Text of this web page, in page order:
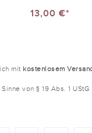
13,00 €*
mit kostenlosem
von § 19 Abs. 1